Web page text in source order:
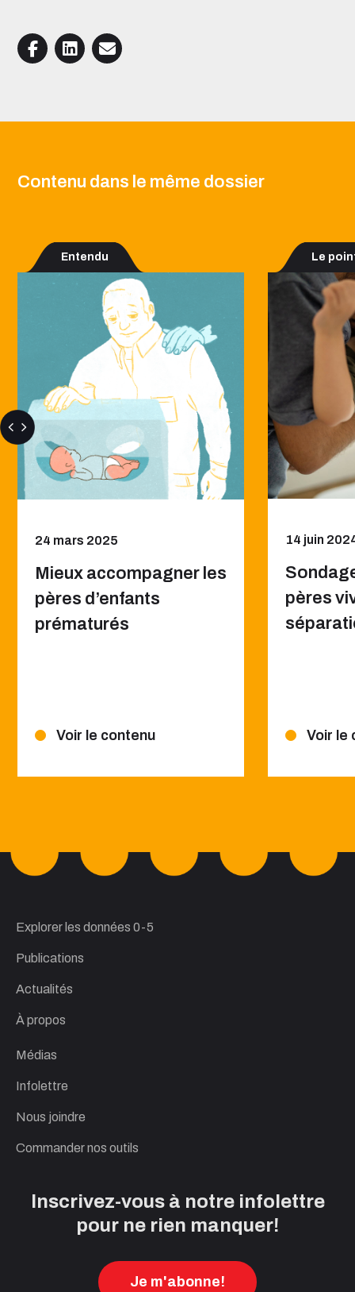
Contenu dans le même dossier
Entendu
24 mars 2025
Mieux accompagner les
pères d’enfants
prématurés
Voir le contenu
Le
14 juin
pères
Voir le
Explorer les données 0-5
Publications
Actualités
À propos
Médias
Infolettre
Nous joindre
Commander nos outils
Inscrivez-vous à notre infolettre
pour ne rien manquer!
Je m'abonne!